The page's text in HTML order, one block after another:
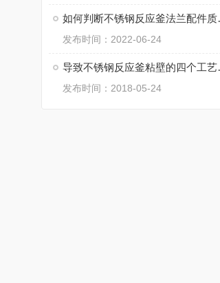
如何
发布时间：2022-06-24
导致
发布时间：2018-05-24